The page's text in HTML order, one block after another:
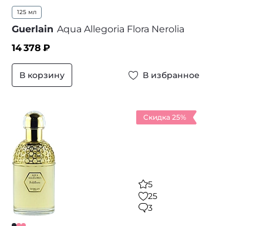
125 мл
Guerlain Aqua Allegoria Flora Nerolia
14 378 ₽
В корзину В избранное
Скидка 25%
5
25
3